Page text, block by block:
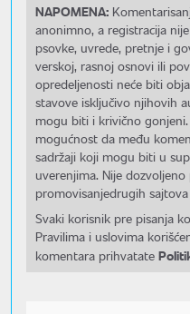
NAPOMENA:
anonimno, a registracija
psovke, uvrede, pretnje i
verskoj, rasnoj osnovi ili
opredeljenosti neće biti
stavove isključivo njihovih
mogu biti i krivično
mogućnost da među
sadržaji koji mogu biti u
uverenjima. Nije
promovisanjedrugih
Svaki korisnik pre pisanja
Pravilima i uslovima
komentara prihvatate